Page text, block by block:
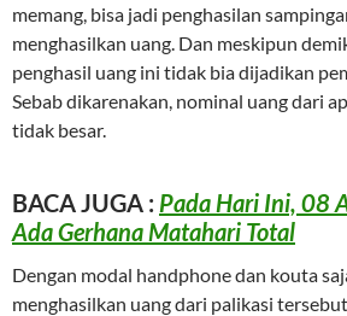
memang, bisa jadi penghasilan
menghasilkan uang. Dan meskipun
penghasil uang ini tidak bia dijadikan
Sebab dikarenakan, nominal uang dari
tidak besar.
BACA JUGA : Pada Hari Ini, 08
Ada Gerhana Matahari Total
Dengan modal handphone dan kouta
menghasilkan uang dari palikasi